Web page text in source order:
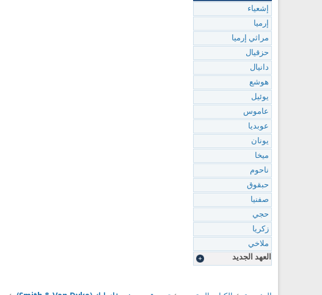
إشعياء
إرميا
مراثي إرميا
حزقيال
دانيال
هوشع
يوئيل
عاموس
عوبديا
يونان
ميخا
ناحوم
حبقوق
صفنيا
حجي
زكريا
ملاخي
العهد الجديد